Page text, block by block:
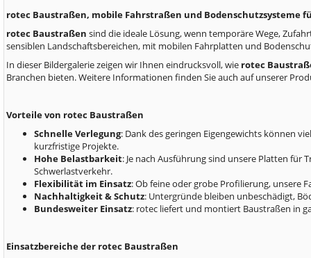
rotec Baustraßen, mobile Fahrstraßen und Bodenschutzsysteme
rotec Baustraßen sind die ideale Lösung, wenn temporäre Wege,
sensiblen Landschaftsbereichen, mit mobilen Fahrplatten und
In dieser Bildergalerie zeigen wir Ihnen eindrucksvoll, wie rotec
Branchen bieten. Weitere Informationen finden Sie auch auf unserer
Vorteile von rotec Baustraßen
Schnelle Verlegung: Dank des geringen Eigengewichts können
kurzfristige Projekte.
Hohe Belastbarkeit: Je nach Ausführung sind unsere Platten für
Schwerlastverkehr.
Flexibilität im Einsatz: Ob feine oder grobe Profilierung, unsere
Nachhaltigkeit & Schutz: Untergründe bleiben unbeschädigt,
Bundesweiter Einsatz: rotec liefert und montiert Baustraßen in
Einsatzbereiche der rotec Baustraßen